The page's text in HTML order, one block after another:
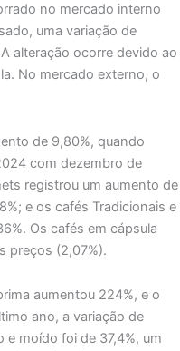
no mercado interno
uma variação de
alteração ocorre devido ao
No mercado externo, o
de 9,80%, quando
com dezembro de
registrou um aumento de
e os cafés Tradicionais e
Os cafés em cápsula
preços (2,07%).
aumentou 224%, e o
ano, a variação de
moído foi de 37,4%, um